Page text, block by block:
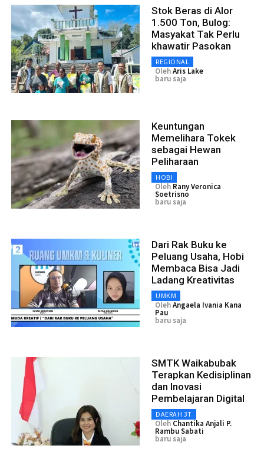
Stok Beras di Alor
1.500 Ton, Bulog:
Masyakat Tak Perlu
khawatir Pasokan
REGIONAL
OlehAris Lake
baru saja
Keuntungan
Memelihara Tokek
sebagai Hewan
Peliharaan
HOBI
Oleh Rany Veronica
Soetrisno
baru saja
Dari Rak Buku ke
Peluang Usaha, Hobi
Membaca Bisa Jadi
Ladang Kreativitas
UMKM
OlehAngaela Ivania Kana
Pau
baru saja
SMTK Waikabubak
Terapkan Kedisiplinan
dan Inovasi
Pembelajaran Digital
DAERAH 3T
Oleh Chantika Anjali P.
Rambu Sabati
baru saja